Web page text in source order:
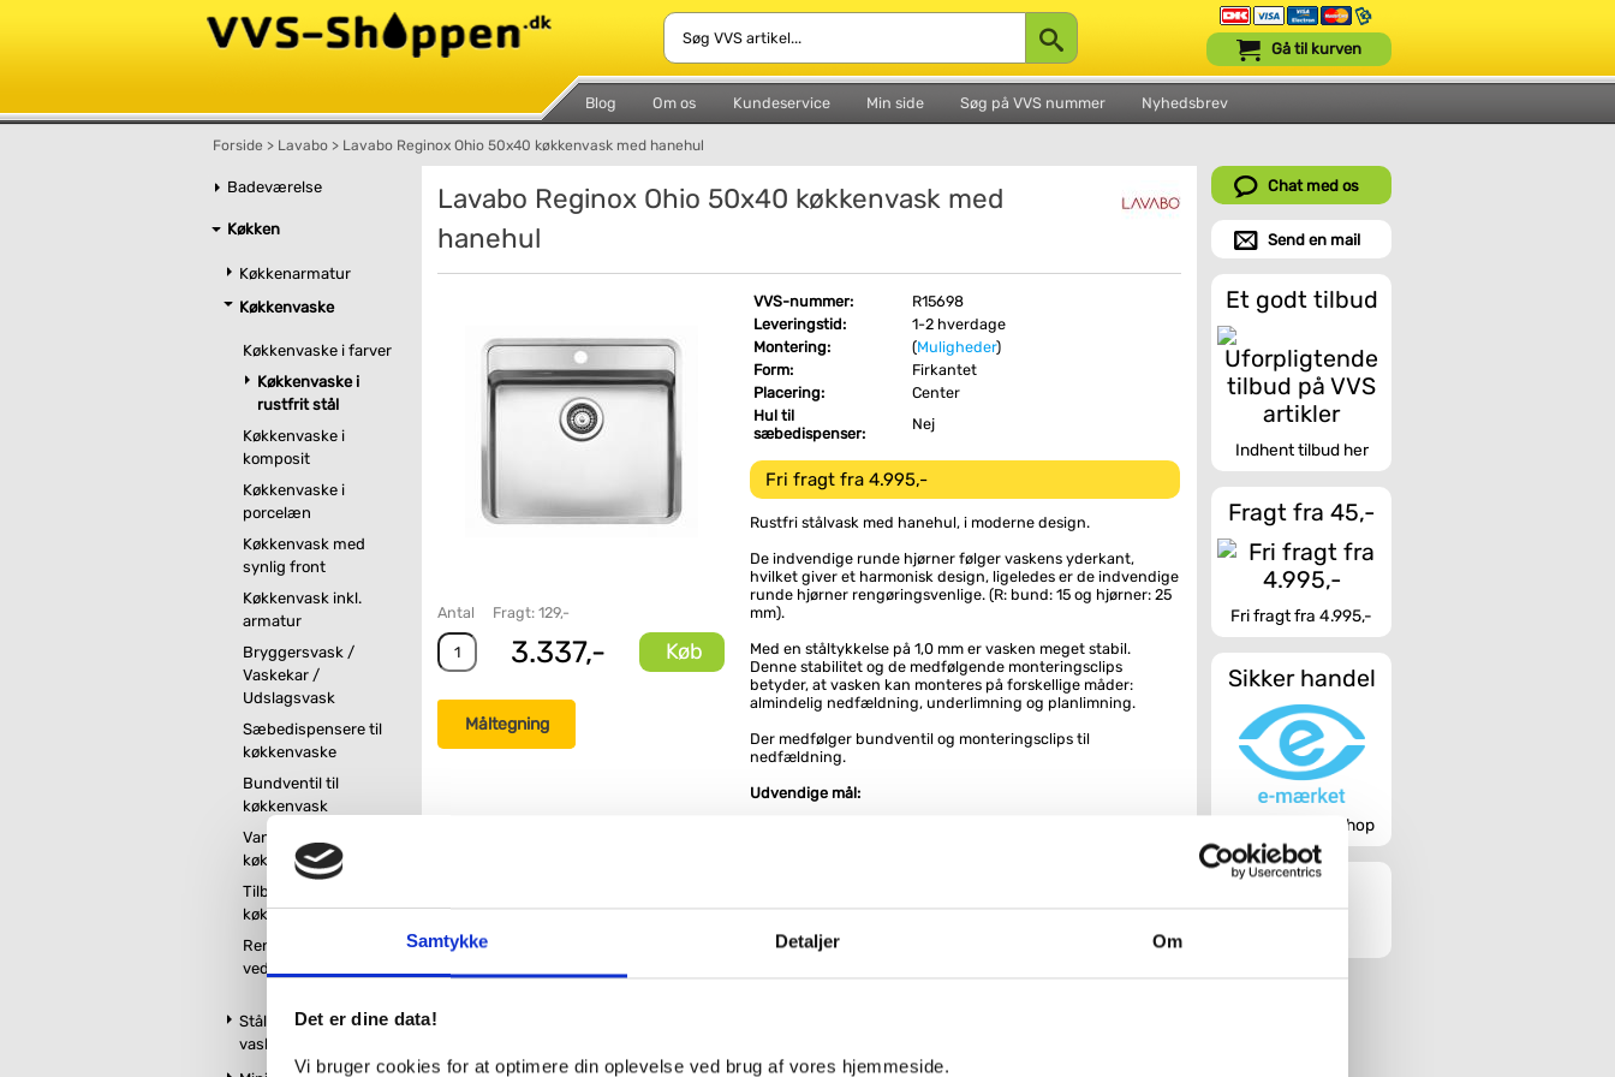
Samtykke Detaljer Om
Det er dine data!
Vi bruger cookies for at optimere din oplevelse ved brug af vores hjemmeside.
Blog Om os Kundeservice Min side Søg på VVS nummer Nyhedsbrev
Gå til kurven
Forside > Lavabo > Lavabo Reginox Ohio 50x40 køkkenvask med hanehul
Badeværelse
Køkken
Køkkenarmatur
Køkkenvaske
Køkkenvaske i farver
Køkkenvaske i
rustfrit stål
Køkkenvaske i
komposit
Køkkenvaske i
porcelæn
Køkkenvask med
synlig front
Køkkenvask inkl.
armatur
Bryggersvask /
Vaskekar /
Udslagsvask
Sæbedispensere til
køkkenvaske
Bundventil til
køkkenvask
Vandlås til
køkkenvask
Tilbehør til
køkkenvaske
Rengøring og
vedligeholdelse
Stålbordplader med
vask
Lavabo Reginox Ohio 50x40 køkkenvask med
hanehul
Antal Fragt: 129,-
3.337,- Køb
Måltegning
VVS-nummer:
R15698
Leveringstid:
1-2 hverdage
Montering:
(Muligheder)
Form:
Firkantet
Placering:
Center
Hul til
sæbedispenser:
Nej
Fri fragt fra 4.995,-
Rustfri stålvask med hanehul, i moderne design.
De indvendige runde hjørner følger vaskens yderkant,
hvilket giver et harmonisk design, ligeledes er de indvendige
runde hjørner rengøringsvenlige. (R: bund: 15 og hjørner: 25
mm).
Med en ståltykkelse på 1,0 mm er vasken meget stabil.
Denne stabilitet og de medfølgende monteringsclips
betyder, at vasken kan monteres på forskellige måder:
almindelig nedfældning, underlimning og planlimning.
Der medfølger bundventil og monteringsclips til
nedfældning.
Udvendige mål:
Kummemål:
Bredde: 503 mm
Højde: 200 mm
Relaterede produkter
Chat med os
Send en mail
Et godt tilbud
Indhent tilbud her
Fragt fra 45,-
Fri fragt fra 4.995,-
Sikker handel
Godkendt webshop